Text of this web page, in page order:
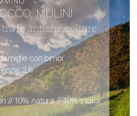
MULINI
le antiche colture
con bimbi
2 h
// 10% natura // 10% storia